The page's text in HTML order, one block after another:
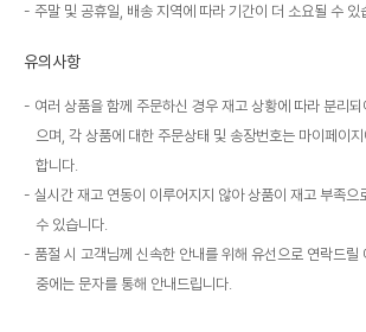
주말 및 공휴일, 배송 지역에 따라 기간이 더 소요될 수 있
유의사항
여러 상품을 함께 주문하신 경우 재고 상황에 따라 분리
으며, 각 상품에 대한 주문상태 및 송장번호는 마이페이
합니다.
실시간 재고 연동이 이루어지지 않아 상품이 재고 부족으
수 있습니다.
품절 시 고객님께 신속한 안내를 위해 유선으로 연락드릴
중에는 문자를 통해 안내드립니다.